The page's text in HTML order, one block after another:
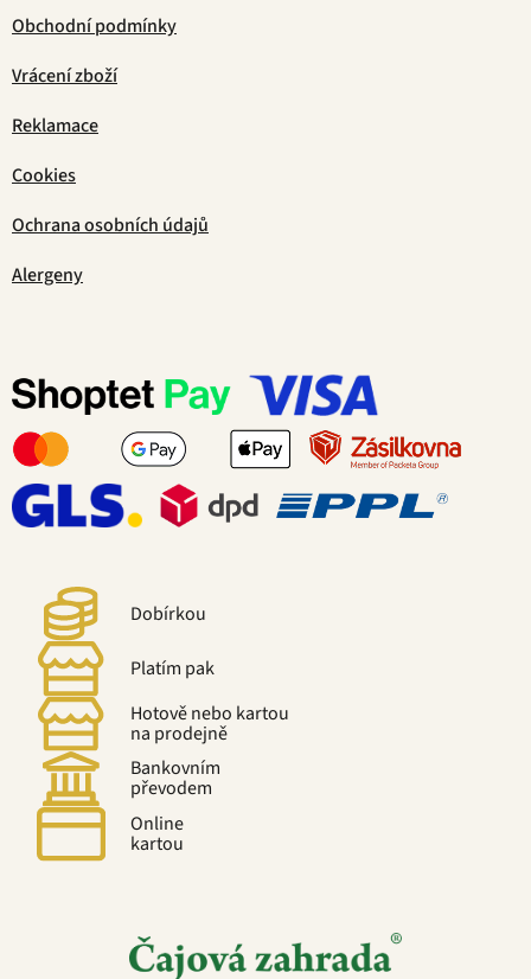
Obchodní podmínky
Vrácení zboží
Reklamace
Cookies
Ochrana osobních údajů
Alergeny
Dobírkou
Platím pak
Hotově nebo kartou
na prodejně
Bankovním
převodem
Online
kartou